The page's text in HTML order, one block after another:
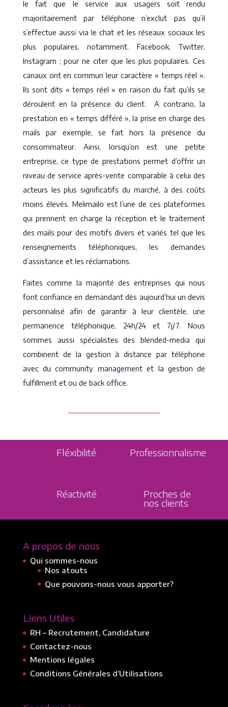
le fait que le service aux usagers soit rendu
majoritairement par téléphone n’exclut pas qu’il
s’effectue aussi via le chat et les réseaux sociaux les
plus populaires, notamment. Facebook, Twitter,
Instagram ; pour ne citer que les plus populaires. Ces
canaux ont en commun leur caractère « temps réel ».
Ils sont dits « temps réel » en raison du fait qu’ils se
déroulent en la présence du client. A contrario, la
prestation en « temps différé », la prise en charge des
mails par exemple, se fait hors la présence du
consommateur. Ainsi, lorsqu’on est une petite
entreprise, ce type de prestations permet d’offrir un
niveau de service après-vente comparable à celui des
acteurs les plus significatifs du marché, à des coûts
moins élevés. Melimailo est l’une de ces plateformes
qui prennent en charge la réception et le traitement
des mails pour des motifs divers et variés tel que les
renseignements téléphoniques, les demandes
d’assistance et les réclamations.
Faites comme la majorité des entreprises qui nous
font confiance en demandant dès aujourd’hui un devis
personnalisé afin de garantir à leur clientèle, une
permanence téléphonique, 24h/24 et 7j/7. Nous
sommes aussi spécialistes des blended-media qui
combinent de la gestion à distance par téléphone
avec du community management et la gestion de
fulfillment et ou de back office.
Fléxibilité Professionnalisme
Réactivité Proches de
nos clients
A propos de nous
Qui sommes-nous
Nos atouts
Que pouvons-nous vous apporter?
Liens Utiles
RH – Recrutement, Candidature
Contactez-nous
Mentions légales
Conditions Générales d’Utilisations